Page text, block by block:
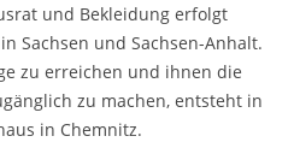
und Bekleidung erfolgt
Sachsen und Sachsen-Anhalt.
zu erreichen und ihnen die
zu machen, entsteht in
in Chemnitz.